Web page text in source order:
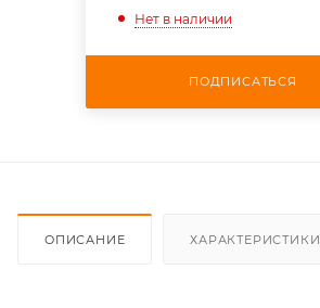
Нет в наличии
ПОДПИСАТЬСЯ
ОПИСАНИЕ ХАРАКТЕРИСТИКИ